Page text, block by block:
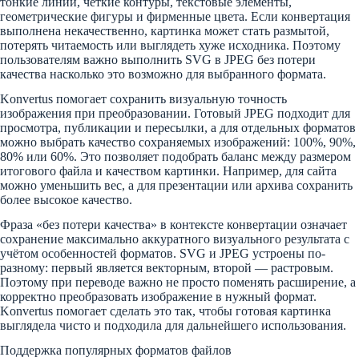
геометрические фигуры и фирменные цвета. Если конвертация
выполнена некачественно, картинка может стать размытой,
потерять читаемость или выглядеть хуже исходника. Поэтому
пользователям важно выполнить SVG в JPEG без потери
качества насколько это возможно для выбранного формата.
Konvertus помогает сохранить визуальную точность
изображения при преобразовании. Готовый JPEG подходит для
просмотра, публикации и пересылки, а для отдельных форматов
можно выбрать качество сохраняемых изображений: 100%, 90%,
80% или 60%. Это позволяет подобрать баланс между размером
итогового файла и качеством картинки. Например, для сайта
можно уменьшить вес, а для презентации или архива сохранить
более высокое качество.
Фраза «без потери качества» в контексте конвертации означает
сохранение максимально аккуратного визуального результата с
учётом особенностей форматов. SVG и JPEG устроены по-
разному: первый является векторным, второй — растровым.
Поэтому при переводе важно не просто поменять расширение, а
корректно преобразовать изображение в нужный формат.
Konvertus помогает сделать это так, чтобы готовая картинка
выглядела чисто и подходила для дальнейшего использования.
Поддержка популярных форматов файлов